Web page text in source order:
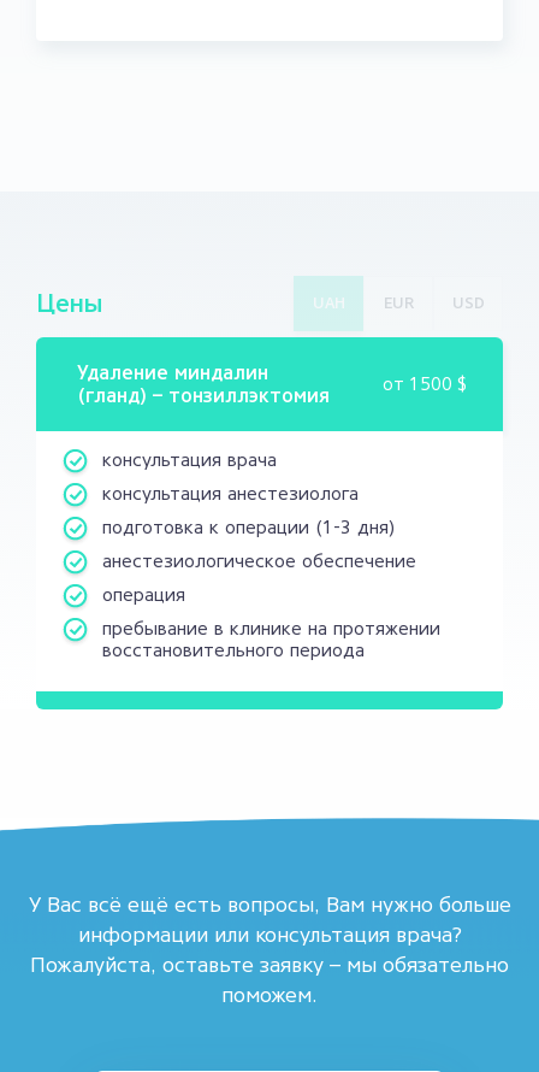
UAH EUR USD
Цены
Удаление миндалин
(гланд) – тонзиллэктомия
от 1500 $
консультация врача
консультация анестезиолога
подготовка к операции (1-3 дня)
анестезиологическое обеспечение
операция
пребывание в клинике на протяжении
восстановительного периода
У Вас всё ещё есть вопросы, Вам нужно больше
информации или консультация врача?
Пожалуйста, оставьте заявку – мы обязательно
поможем.